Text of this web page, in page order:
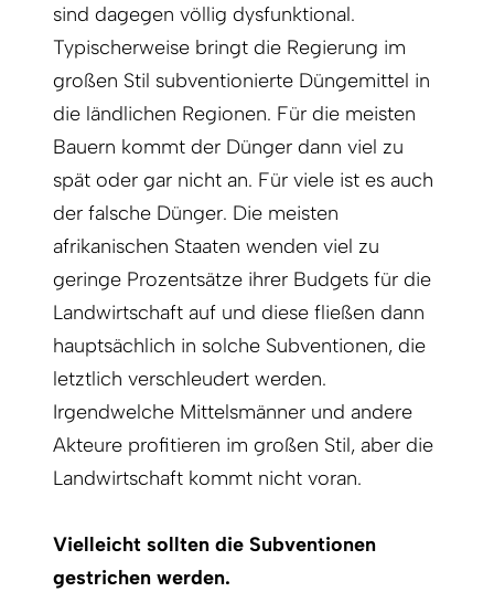
sind dagegen völlig dysfunktional.
Typischerweise bringt die Regierung im
großen Stil subventionierte Düngemittel in
die ländlichen Regionen. Für die meisten
Bauern kommt der Dünger dann viel zu
spät oder gar nicht an. Für viele ist es auch
der falsche Dünger. Die meisten
afrikanischen Staaten wenden viel zu
geringe Prozentsätze ihrer Budgets für die
Landwirtschaft auf und diese fließen dann
hauptsächlich in solche Subventionen, die
letztlich verschleudert werden.
Irgendwelche Mittelsmänner und andere
Akteure profitieren im großen Stil, aber die
Landwirtschaft kommt nicht voran.
Vielleicht sollten die Subventionen
gestrichen werden.